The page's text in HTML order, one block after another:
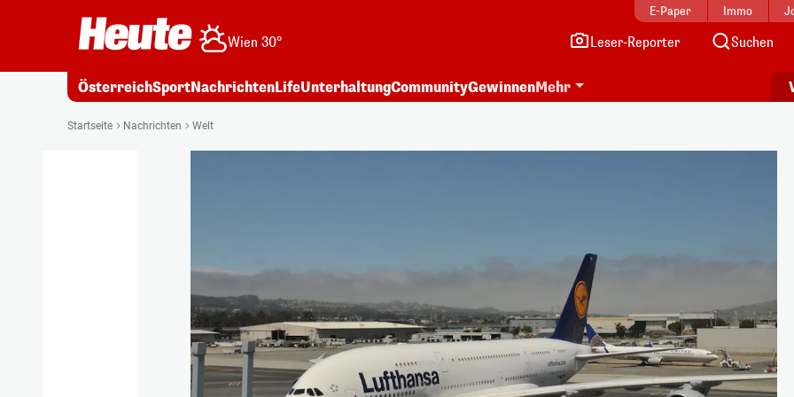
E-Paper Immo
Wien 30° Leser-Reporter Suchen
ÖsterreichSportNachrichtenLifeUnterhaltungCommunityGewinnenMehr
Startseite Nachrichten Welt